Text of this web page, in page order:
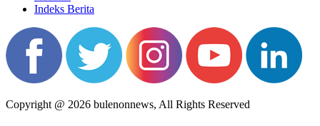
Indeks Berita
Copyright @ 2026 bulenonnews, All Rights Reserved